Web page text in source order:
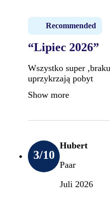
Recommended
“Lipiec 2026”
Wszystko super
uprzykrzają pobyt
Show more
3/10
Hubert
Paar
Juli 2026